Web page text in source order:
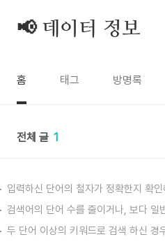
📢 데이터 정보
홈 태그 방명록
전체 글 1
입력하신 단어의 철자가 정확한지 확
검색어의 단어 수를 줄이거나, 보다 일
두 단어 이상의 키워드로 검색 하신 경